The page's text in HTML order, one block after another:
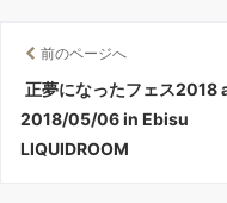
前のページへ
正夢になったフェス2018
2018/05/06 in Ebisu
LIQUIDROOM